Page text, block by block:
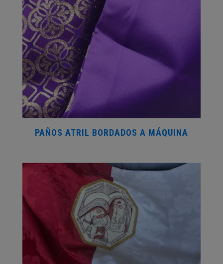
PAÑOS ATRIL BORDADOS A MÁQUINA